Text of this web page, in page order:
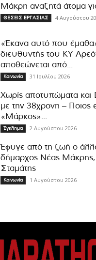
Μάκρη αναζητά άτομα
ΘΕΣΕΙΣ ΕΡΓΑΣΙΑΣ 4 Αυγούστου
«Έκανα αυτό που
διευθυντής του ΚΥ
αποθεώνεται από...
Κοινωνία 31 Ιουλίου 2026
Χωρίς αποτυπώματα και
με την 38χρονη – Ποιος
«Μάρκος»...
Έγκλημα 2 Αυγούστου 2026
Έφυγε από τη ζωή ο
δήμαρχος Νέας
Σταμάτης
Κοινωνία 1 Αυγούστου 2026